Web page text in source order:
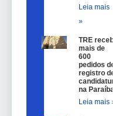
Leia mais
»
TRE recebe
mais de
600
pedidos de
registro de
candidatura
na Paraíba
Leia mais »